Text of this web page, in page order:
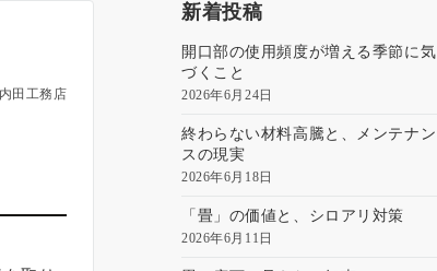
内田工務店
新着投稿
開口部の使用頻度が増える季節に気
づくこと
2026年6月24日
終わらない材料高騰と、メンテナン
スの現実
2026年6月18日
「畳」の価値と、シロアリ対策
2026年6月11日